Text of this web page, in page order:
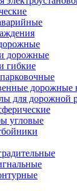
дорожные
гибкие
для дорожной
угловые